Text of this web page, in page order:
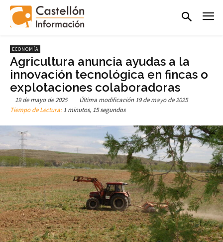
ECONOMÍA
Agricultura anuncia ayudas a la
innovación tecnológica en fincas o
explotaciones colaboradoras
19 de mayo de 2025 Última modificación 19 de mayo de 2025
Tiempo de Lectura:1 minutos, 15 segundos